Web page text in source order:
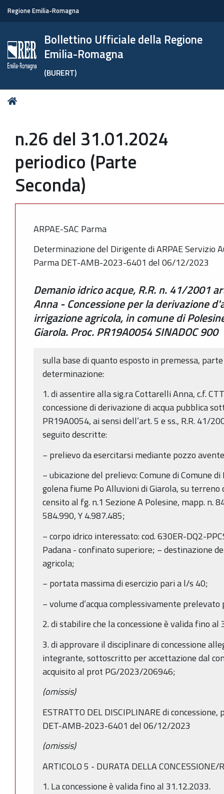
Regione Emilia-Romagna
Bollettino Ufficiale della Regione
Emilia-Romagna
(BURERT)
Tu
n.26 del 31.01.2024
periodico (Parte
Seconda)
ARPAE-SAC Parma
Determinazione del Dirigente di ARPAE Servizio
Parma DET-AMB-2023-6401 del 06/12/2023
Demanio idrico acque, R.R. n. 41/2001
Anna - Concessione per la derivazione
irrigazione agricola, in comune di
Giarola. Proc. PR19A0054 SINADOC 900
sulla base di quanto esposto in premessa,
determinazione:
1. di assentire alla sig.ra Cottarelli Anna, c.f.
concessione di derivazione di acqua pubblica
PR19A0054, ai sensi dell’art. 5 e ss., R.R. 41/
seguito descritte:
− prelievo da esercitarsi mediante pozzo
− ubicazione del prelievo: Comune di Comune
golena fiume Po Alluvioni di Giarola, su
censito al fg. n.1 Sezione A Polesine, mapp. n.
584.990, Y 4.987.485;
− corpo idrico interessato: cod. 630ER-DQ2-
Padana - confinato superiore; − destinazione
agricola;
− portata massima di esercizio pari a l/s 40;
− volume d’acqua complessivamente
2. di stabilire che la concessione è valida fino al
3. di approvare il disciplinare di concessione
integrante, sottoscritto per accettazione dal
acquisito al prot PG/2023/206946;
(omissis)
ESTRATTO DEL DISCIPLINARE di
DET-AMB-2023-6401 del 06/12/2023
(omissis)
ARTICOLO 5 - DURATA DELLA
1. La concessione è valida fino al 31.12.2033.